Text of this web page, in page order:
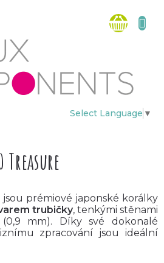
Select Language ▼
košík
jsou prémiové japonské korálky
trubičky, tenkými stěnami
mm). Díky své dokonalé
zpracování jsou ideální
opakované provlékání
Hladký tvar a konzistentní